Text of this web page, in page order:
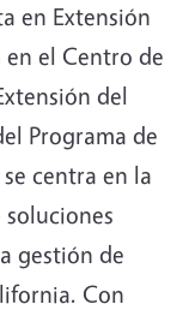
en Extensión
el Centro de
del
Programa de
se centra en la
soluciones
gestión de
Con